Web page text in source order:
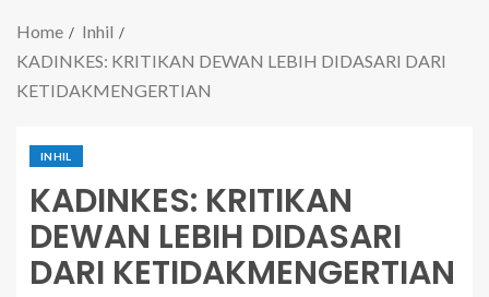
Home
Inhil
KADINKES: KRITIKAN DEWAN LEBIH DIDASARI DARI
KETIDAKMENGERTIAN
INHIL
KADINKES: KRITIKAN
DEWAN LEBIH DIDASARI
DARI KETIDAKMENGERTIAN